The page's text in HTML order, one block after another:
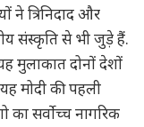
ने त्रिनिदाद और
संस्कृति से भी जुड़े हैं.
मुलाकात दोनों देशों
मोदी की पहली
का सर्वोच्च नागरिक